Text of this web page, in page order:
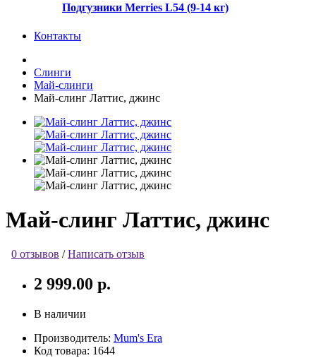
Подгузники Merries L54 (9-14 кг)
Контакты
Слинги
Май-слинги
Май-слинг Латтис, джинс
Май-слинг Латтис, джинс
0 отзывов /Написать отзыв
2 999.00 р.
В наличии
Производитель: Mum's Era
Код товара: 1644